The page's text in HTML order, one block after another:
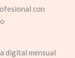
con
digital mensual